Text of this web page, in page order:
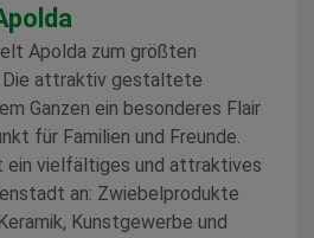
Apolda zum größten
Die attraktiv gestaltete
Ganzen ein besonderes Flair
für Familien und Freunde.
vielfältiges und attraktives
an: Zwiebelprodukte
Kunstgewerbe und